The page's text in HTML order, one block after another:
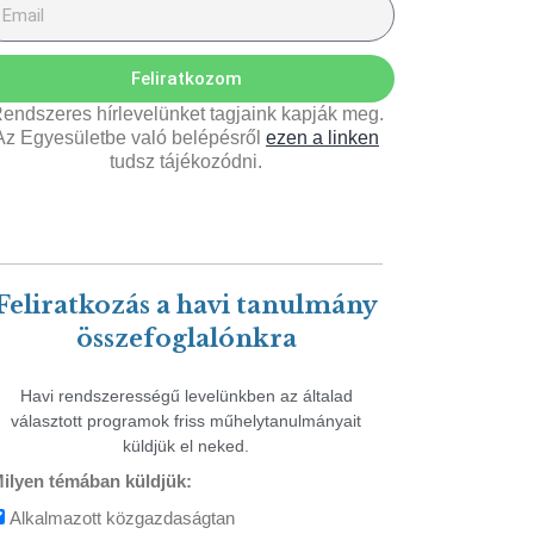
Feliratkozom
hírlevelünket tagjaink kapják meg.
Egyesületbe való belépésről ezen a linken
tudsz tájékozódni.
a havi tanulmány
összefoglalónkra
Havi rendszerességű levelünkben az általad
választott programok friss műhelytanulmányait
küldjük el neked.
témában küldjük:
Alkalmazott közgazdaságtan